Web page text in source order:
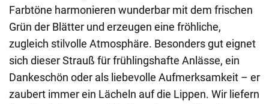
Farbtöne harmonieren wunderbar mit dem frischen
Grün der Blätter und erzeugen eine fröhliche,
zugleich stilvolle Atmosphäre. Besonders gut eignet
sich dieser Strauß für frühlingshafte Anlässe, ein
Dankeschön oder als liebevolle Aufmerksamkeit – er
zaubert immer ein Lächeln auf die Lippen. Wir liefern